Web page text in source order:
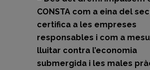
CONSTA com a eina del
certifica a les empreses
responsables i com a
lluitar contra l’economia
submergida i les males